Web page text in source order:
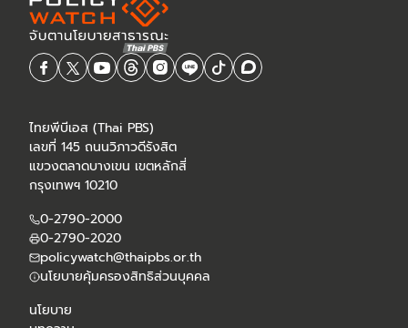
ไทยพีบีเอส (Thai PBS)
เลขที่ 145 ถนนวิภาวดีรังสิต
แขวงตลาดบางเขน เขตหลักสี่
กรุงเทพฯ 10210
0-2790-2000
0-2790-2020
policywatch@thaipbs.or.th
นโยบายคุ้มครองสิทธิส่วนบุคคล
นโยบาย